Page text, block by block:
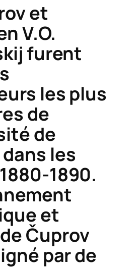
et
V.O.
furent
les plus
de
de
les
1890.
et
Čuprov
par de